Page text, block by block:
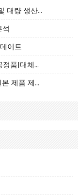
CNC Tech 국산 케이블 구성 요소 평가 및 대량 생산 적합성 가이드
이트
JST 연결기- JST NSHR-02V-S 연결기 공정품|대체품 제공
JST 연결기 - JST GHR-09V-S 연결기 원본 제품 제공 | 대체품 제공